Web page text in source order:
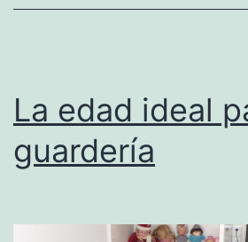
La edad ideal
guardería